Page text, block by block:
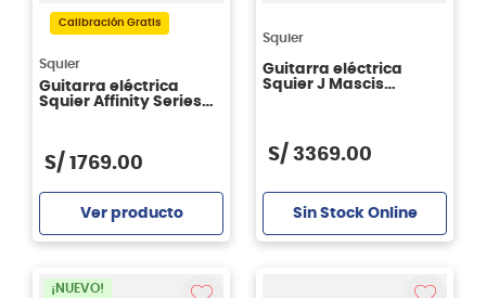
Calibración Gratis
Squier
Guitarra eléctrica
Squier Affinity Series™
S/ 1769.00
Ver producto
Squier
Guitarra eléctrica
Squier J Mascis
S/ 3369.00
Sin Stock Online
¡NUEVO!